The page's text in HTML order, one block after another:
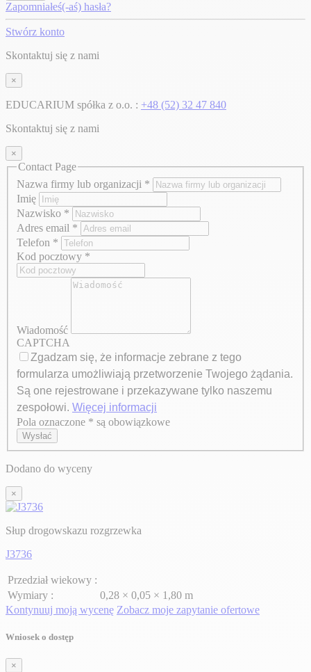
Zapomniałeś(-aś) hasła?
Stwórz konto
Skontaktuj się z nami
×
EDUCARIUM spółka z o.o. : +48 (52) 32 47 840
Skontaktuj się z nami
×
Contact Page
Nazwa firmy lub organizacji *
Imię
Nazwisko *
Adres email *
Telefon *
Kod pocztowy *
Wiadomość
CAPTCHA
Zgadzam się, że informacje zebrane z tego
formularza umożliwiają przetworzenie Twojego żądania.
Są one rejestrowane i przekazywane tylko naszemu
zespołowi. Więcej informacji
Axeptio consent
Pola oznaczone * są obowiązkowe
Wysłać
Dodano do wyceny
×
Słup drogowskazu rozgrzewka
J3736
Przedział wiekowy :
Wymiary :
0,28 × 0,05 × 1,80 m
Kontynuuj moją wycenę Zobacz moje zapytanie ofertowe
Wniosek o dostęp
×